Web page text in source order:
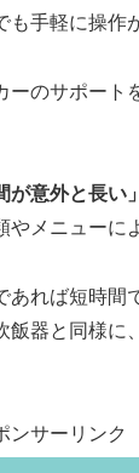
手軽に操作
ーのサポート
が意外と長い」
メニューに
あれば短時間
飯器と同様に
ンサーリンク